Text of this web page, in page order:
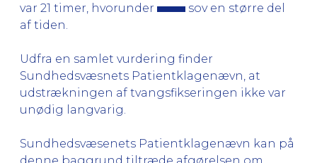
var 21 timer, hvorunder
sov en større del
af tiden.
Udfra en samlet vurdering finder
Sundhedsvæsnets Patientklagenævn, at
udstrækningen af tvangsfikseringen ikke var
unødig langvarig.
Sundhedsvæsenets Patientklagenævn kan på
denne baggrund tiltræde afgørelsen om